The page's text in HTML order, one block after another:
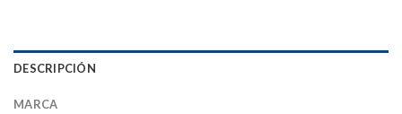
DESCRIPCIÓN
MARCA